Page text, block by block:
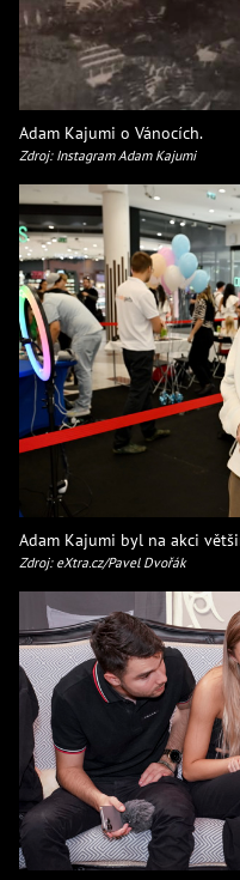
Adam Kajumi o Vánocích.
Zdroj: Instagram Adam Kajumi
Adam Kajumi byl na akci
Zdroj: eXtra.cz/Pavel Dvořák